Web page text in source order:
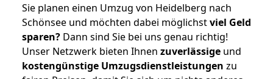
Sie planen einen Umzug von Heidelberg nach
Schönsee und möchten dabei möglichstviel Geld
sparen? Dann sind Sie bei uns genau richtig!
Unser Netzwerk bieten Ihnen zuverlässige und
kostengünstige Umzugsdienstleistungen zu